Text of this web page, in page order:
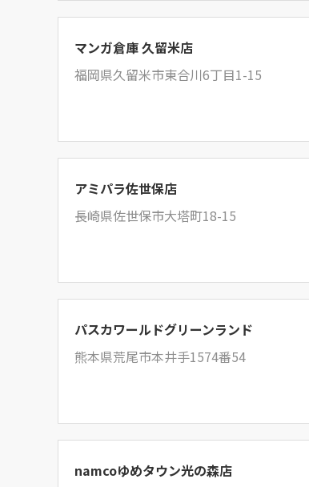
マンガ倉庫 久留米店
福岡県久留米市東合川6丁目1-15
アミパラ佐世保店
長崎県佐世保市大塔町18-15
パスカワールドグリーンランド
熊本県荒尾市本井手1574番54
namcoゆめタウン光の森店